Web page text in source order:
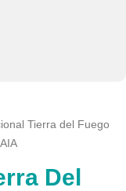
Tierra del Fuego
Del